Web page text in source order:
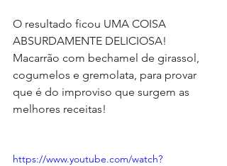
O resultado ficou UMA COISA
ABSURDAMENTE DELICIOSA!
Macarrão com bechamel de girassol,
cogumelos e gremolata, para provar
que é do improviso que surgem as
melhores receitas!
https://www.youtube.com/watch?